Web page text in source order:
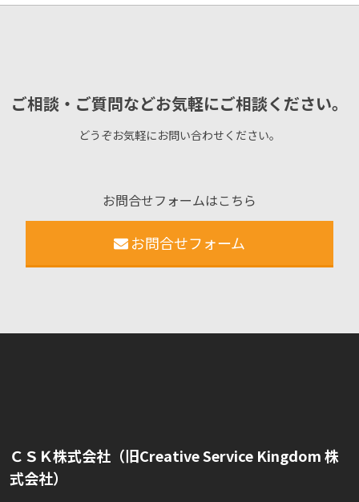
ご相談・ご質問などお気軽にご相談ください。
どうぞお気軽にお問い合わせください。
お問合せフォームはこちら
お問合せフォーム
ＣＳＫ株式会社（旧Creative Service Kingdom 株
式会社）